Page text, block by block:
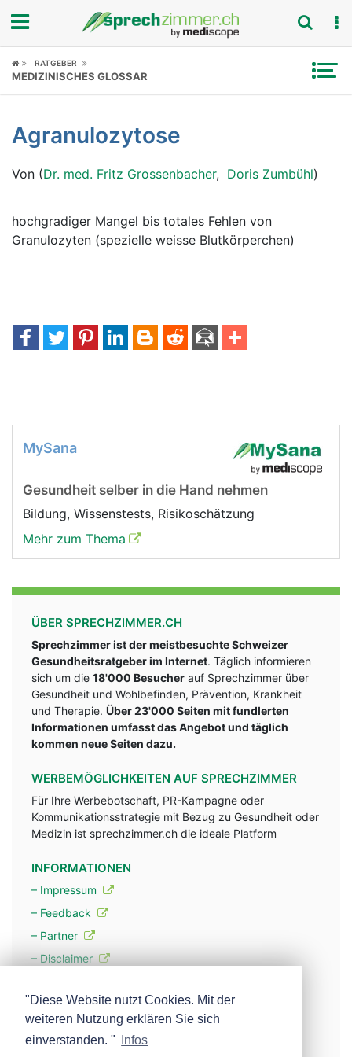
Fokus
Symptome
Untersuchungen
News
RATGEBER
MEDIZINISCHES GLOSSAR
Agranulozytose
Von (Dr. med. Fritz Grossenbacher, Doris Zumbühl)
hochgradiger Mangel bis totales Fehlen von
Granulozyten (spezielle weisse Blutkörperchen)
MySana
Gesundheit selber in die Hand nehmen
Bildung, Wissenstests, Risikoschätzung
Mehr zum Thema
ÜBER SPRECHZIMMER.CH
Sprechzimmer ist der meistbesuchte Schweizer
Gesundheitsratgeber im Internet. Täglich informieren
sich um die 18'000 Besucher auf Sprechzimmer über
Gesundheit und Wohlbefinden, Prävention, Krankheit
und Therapie. Über 23'000 Seiten mit fundlerten
Informationen umfasst das Angebot und täglich
kommen neue Seiten dazu.
WERBEMÖGLICHKEITEN AUF SPRECHZIMMER
Für Ihre Werbebotschaft, PR-Kampagne oder
Kommunikationsstrategie mit Bezug zu Gesundheit oder
Medizin ist sprechzimmer.ch die ideale Platform
INFORMATIONEN
– Impressum
– Feedback
– Partner
– Disclaimer
– Werbung
– Mehr über unsere Experten
"Diese Website nutzt Cookies. Mit der
weiteren Nutzung erklären Sie sich
einverstanden. "
Infos